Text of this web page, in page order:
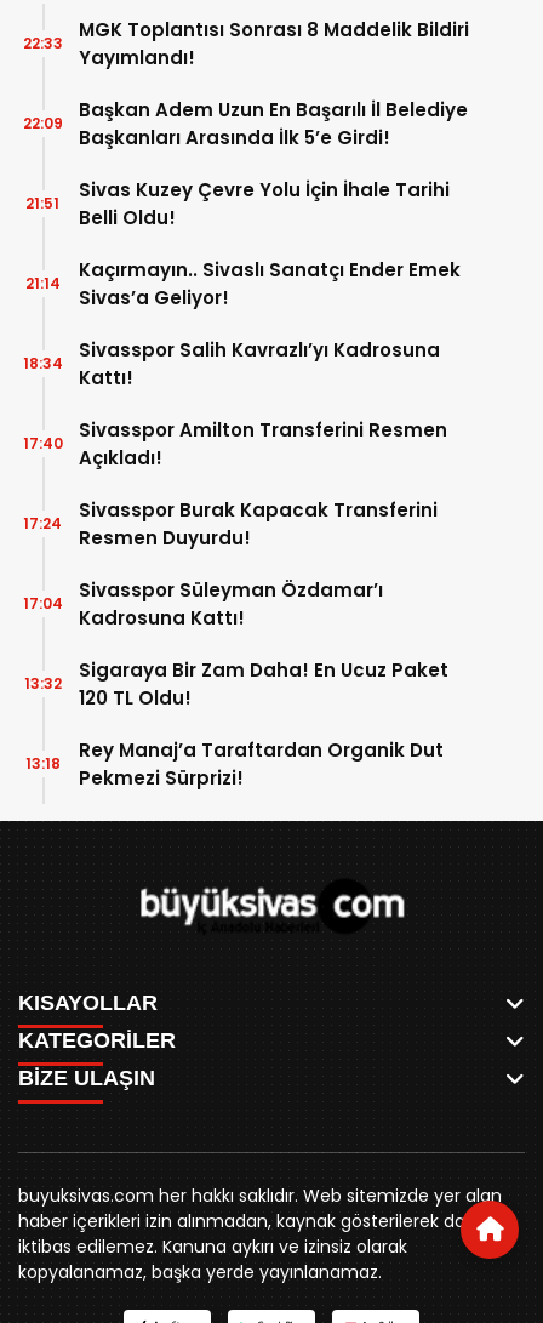
MGK Toplantısı Sonrası 8 Maddelik Bildiri
Yayımlandı!
22:33
Başkan Adem Uzun En Başarılı İl Belediye
Başkanları Arasında İlk 5’e Girdi!
22:09
Sivas Kuzey Çevre Yolu İçin İhale Tarihi
Belli Oldu!
21:51
Kaçırmayın.. Sivaslı Sanatçı Ender Emek
Sivas’a Geliyor!
21:14
Sivasspor Salih Kavrazlı’yı Kadrosuna
Kattı!
18:34
Sivasspor Amilton Transferini Resmen
Açıkladı!
17:40
Sivasspor Burak Kapacak Transferini
Resmen Duyurdu!
17:24
Sivasspor Süleyman Özdamar’ı
Kadrosuna Kattı!
17:04
Sigaraya Bir Zam Daha! En Ucuz Paket
120 TL Oldu!
13:32
Rey Manaj’a Taraftardan Organik Dut
Pekmezi Sürprizi!
13:18
KISAYOLLAR
ANASAYFA
AKSU CANLI
MEYDAN CANLI
MEDRESELER CANLI
MERAKÜM CANLI
YUKARI TEKKE CANLI
KURUMSAL KİMLİK
REKLAM FİYATLARI
BİZE ULAŞIN
KÜNYE
KATEGORİLER
WHATSAPP
SPOR
SİYASET
BELEDİYE
SİVAS VALİLİĞİ
ÜNİVERSİTE
KURUMLAR
STK
YORUM
BİZE ULAŞIN
0346 221 00 60
buyuksivashaber@gmail.com
Örtülüpınar Mah. İnönü Bulvarı Özkahya Apt. Kat:3 D:7
Sivas
buyuksivas.com her hakkı saklıdır. Web sitemizde yer alan
haber içerikleri izin alınmadan, kaynak gösterilerek dahi
iktibas edilemez. Kanuna aykırı ve izinsiz olarak
kopyalanamaz, başka yerde yayınlanamaz.